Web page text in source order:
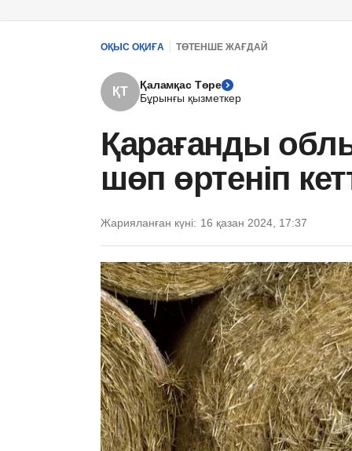
ОҚЫС ОҚИҒА ТӨТЕНШЕ ЖАҒДАЙ
ҚТ
Қаламқас Төре
Бұрынғы қызметкер
Қарағанды
шөп өртеніп
Жарияланған күні: 16 қазан 2024, 17:37